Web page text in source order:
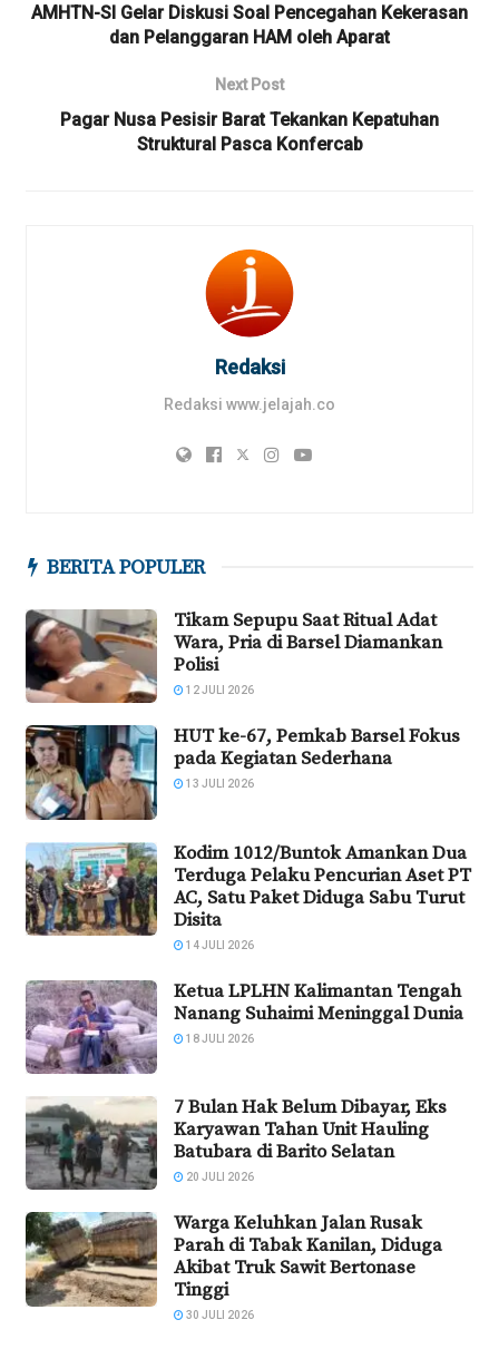
AMHTN-SI Gelar Diskusi Soal Pencegahan Kekerasan
dan Pelanggaran HAM oleh Aparat
Next Post
Pagar Nusa Pesisir Barat Tekankan Kepatuhan
Struktural Pasca Konfercab
Redaksi
Redaksi www.jelajah.co
BERITA POPULER
Tikam Sepupu Saat Ritual Adat
Wara, Pria di Barsel Diamankan
Polisi
12 JULI 2026
HUT ke-67, Pemkab Barsel Fokus
pada Kegiatan Sederhana
13 JULI 2026
Kodim 1012/Buntok Amankan Dua
Terduga Pelaku Pencurian Aset PT
AC, Satu Paket Diduga Sabu Turut
Disita
14 JULI 2026
Ketua LPLHN Kalimantan Tengah
Nanang Suhaimi Meninggal Dunia
18 JULI 2026
7 Bulan Hak Belum Dibayar, Eks
Karyawan Tahan Unit Hauling
Batubara di Barito Selatan
20 JULI 2026
Warga Keluhkan Jalan Rusak
Parah di Tabak Kanilan, Diduga
Akibat Truk Sawit Bertonase
Tinggi
30 JULI 2026